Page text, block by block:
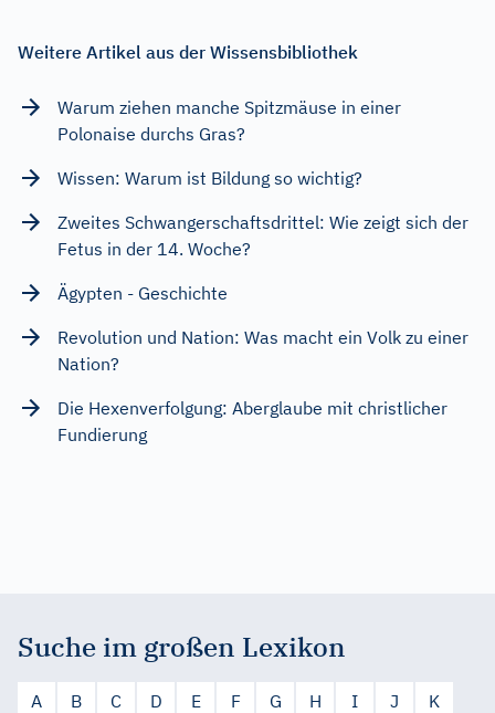
Weitere Artikel aus der Wissensbibliothek
Warum ziehen manche Spitzmäuse in einer
Polonaise durchs Gras?
Wissen: Warum ist Bildung so wichtig?
Zweites Schwangerschaftsdrittel: Wie zeigt sich der
Fetus in der 14. Woche?
Ägypten - Geschichte
Revolution und Nation: Was macht ein Volk zu einer
Nation?
Die Hexenverfolgung: Aberglaube mit christlicher
Fundierung
Suche im großen Lexikon
A B C D E F G H I J
K